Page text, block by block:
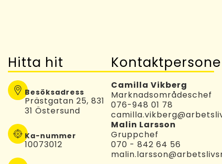
Hitta hit
Besöksadress
Prästgatan 25, 831
31 Östersund
Ka-nummer
10073012
Camilla Vikberg
Marknadsområdeschef
076-948 01 78
Malin Larsson
Gruppchef
070 - 842 64 56